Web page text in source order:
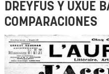
DREYFUS Y UXUE
COMPARACIONES